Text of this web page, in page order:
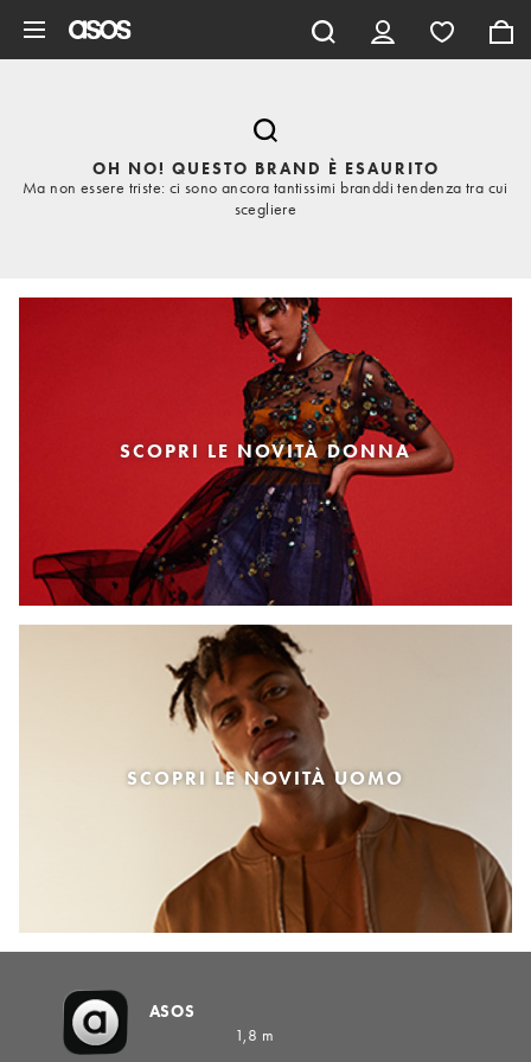
OH NO! QUESTO BRAND È ESAURITO
Ma non essere triste: ci sono ancora tantissimi branddi tendenza tra cui
scegliere
SCOPRI LE NOVITÀ DONNA
SCOPRI LE NOVITÀ UOMO
ASOS
1,8 m